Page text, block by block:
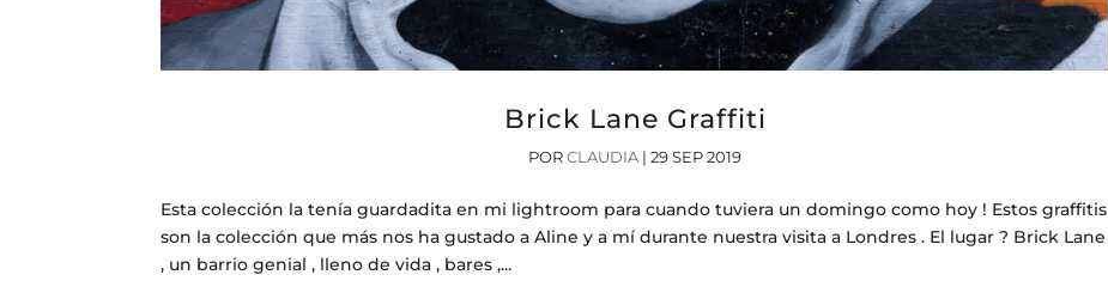
Brick Lane Graffiti
PORCLAUDIA |29 SEP 2019
Esta colección la tenía guardadita en mi lightroom para cuando tuviera un domingo como hoy ! Estos graffitis
son la colección que más nos ha gustado a Aline y a mí durante nuestra visita a Londres . El lugar ? Brick Lane
, un barrio genial , lleno de vida , bares ,...